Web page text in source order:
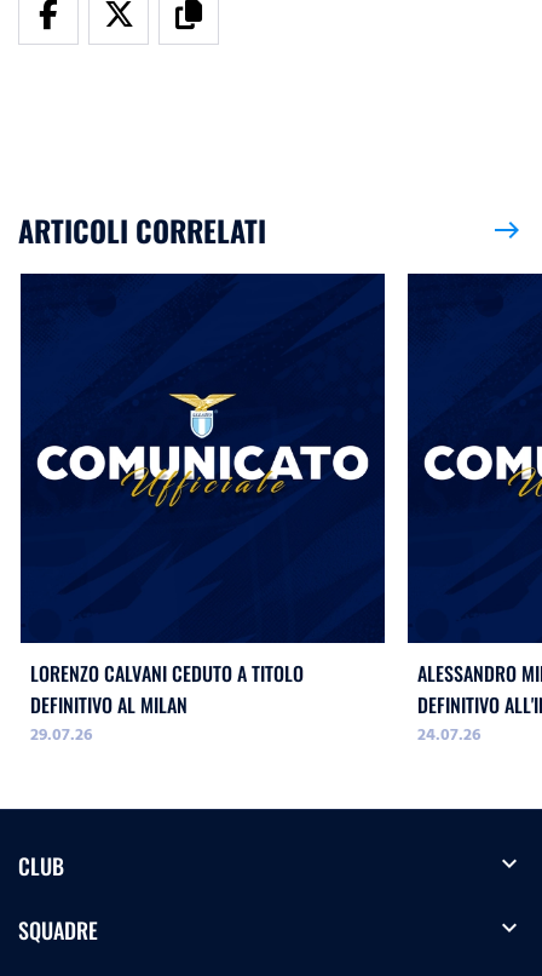
ARTICOLI CORRELATI east
LORENZO CALVANI CEDUTO A TITOLO
DEFINITIVO AL MILAN
29.07.26
ALESSANDRO
DEFINITIVO
24.07.26
CLUB expand_more
SQUADRE expand_more